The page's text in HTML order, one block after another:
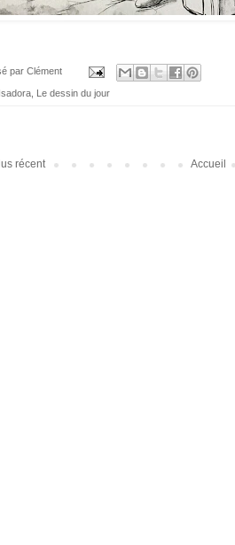
par Clément
Isadora Le dessin du jour
récent Accueil